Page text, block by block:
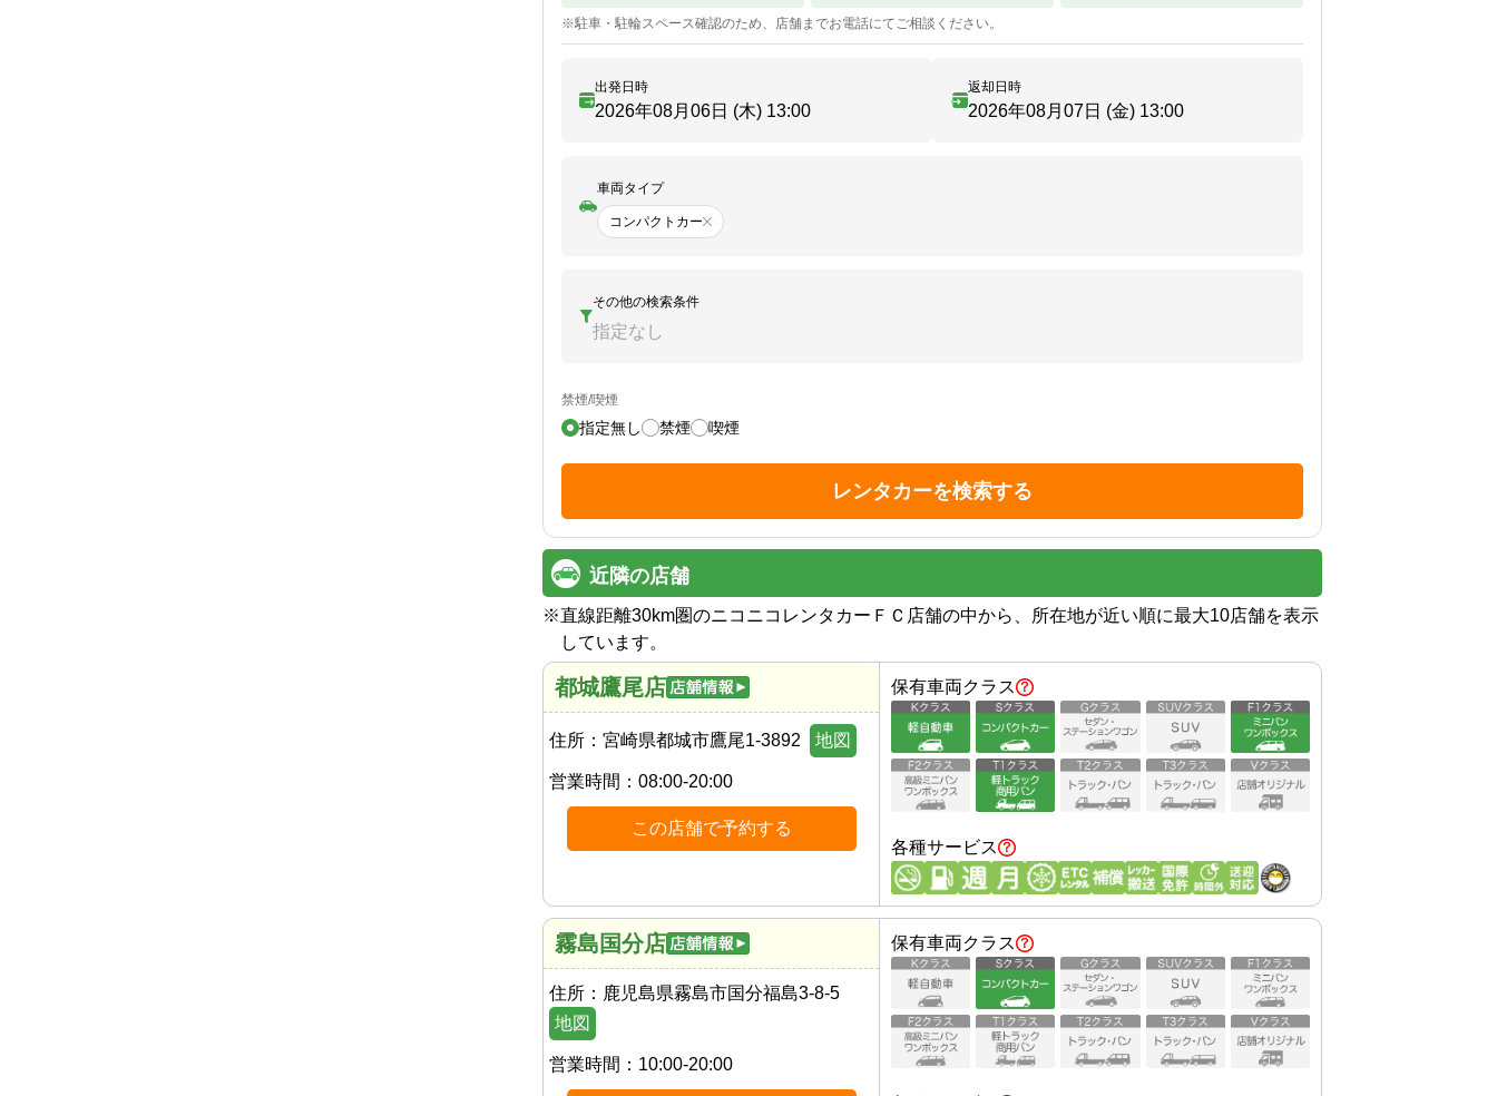
※駐車・駐輪スペース確認のため、店舗までお電話にてご相談ください。
出発日時
2026年08月06日 (木) 13:00
返却日時
2026年08月07日 (金) 13:00
車両タイプ
コンパクトカー
その他の検索条件
指定なし
禁煙/喫煙
指定無し 禁煙 喫煙
レンタカーを検索する
近隣の店舗
※直線距離30km圏のニコニコレンタカーＦＣ店舗の中から、所在地が近い順に最大10店舗を表示
しています。
都城鷹尾店
住所： 宮崎県都城市鷹尾1-3892 地図
営業時間： 08:00-20:00
この店舗で予約する
保有車両クラス
各種サービス
霧島国分店
住所： 鹿児島県霧島市国分福島3-8-5
地図
営業時間： 10:00-20:00
保有車両クラス